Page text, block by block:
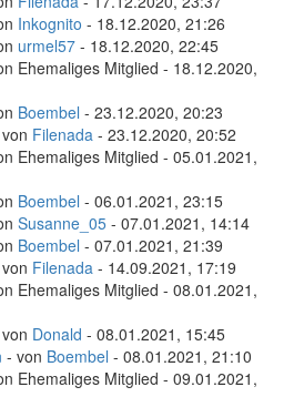
Inkognito - 18.12.2020, 21:26
urmel57 - 18.12.2020, 22:45
Ehemaliges Mitglied - 18.12.2020,
Boembel - 23.12.2020, 20:23
Filenada - 23.12.2020, 20:52
Ehemaliges Mitglied - 05.01.2021,
Boembel - 06.01.2021, 23:15
Susanne_05 - 07.01.2021, 14:14
Boembel - 07.01.2021, 21:39
Filenada - 14.09.2021, 17:19
Ehemaliges Mitglied - 08.01.2021,
Donald - 08.01.2021, 15:45
- von Boembel - 08.01.2021, 21:10
Ehemaliges Mitglied - 09.01.2021,